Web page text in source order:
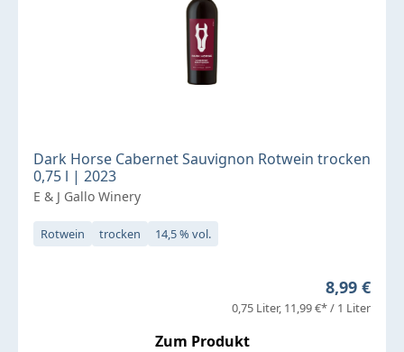
Dark Horse Cabernet Sauvignon Rotwein trocken
0,75 l | 2023
E & J Gallo Winery
Rotwein trocken 14,5 % vol.
Regulärer
8,99 €
0,75 Liter 11,99 €* / 1 Liter
Zum Produkt